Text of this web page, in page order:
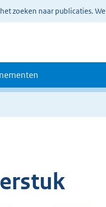
zoeken naar publicaties.